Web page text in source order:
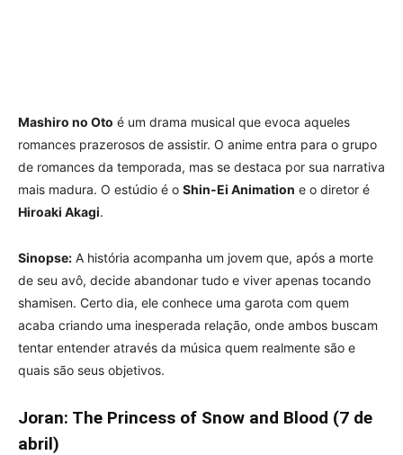
Mashiro no Oto é um drama musical que evoca aqueles
romances prazerosos de assistir. O anime entra para o grupo
de romances da temporada, mas se destaca por sua narrativa
mais madura. O estúdio é o Shin-Ei Animation e o diretor é
Hiroaki Akagi.
Sinopse: A história acompanha um jovem que, após a morte
de seu avô, decide abandonar tudo e viver apenas tocando
shamisen. Certo dia, ele conhece uma garota com quem
acaba criando uma inesperada relação, onde ambos buscam
tentar entender através da música quem realmente são e
quais são seus objetivos.
Joran: The Princess of Snow and Blood (7 de
abril)